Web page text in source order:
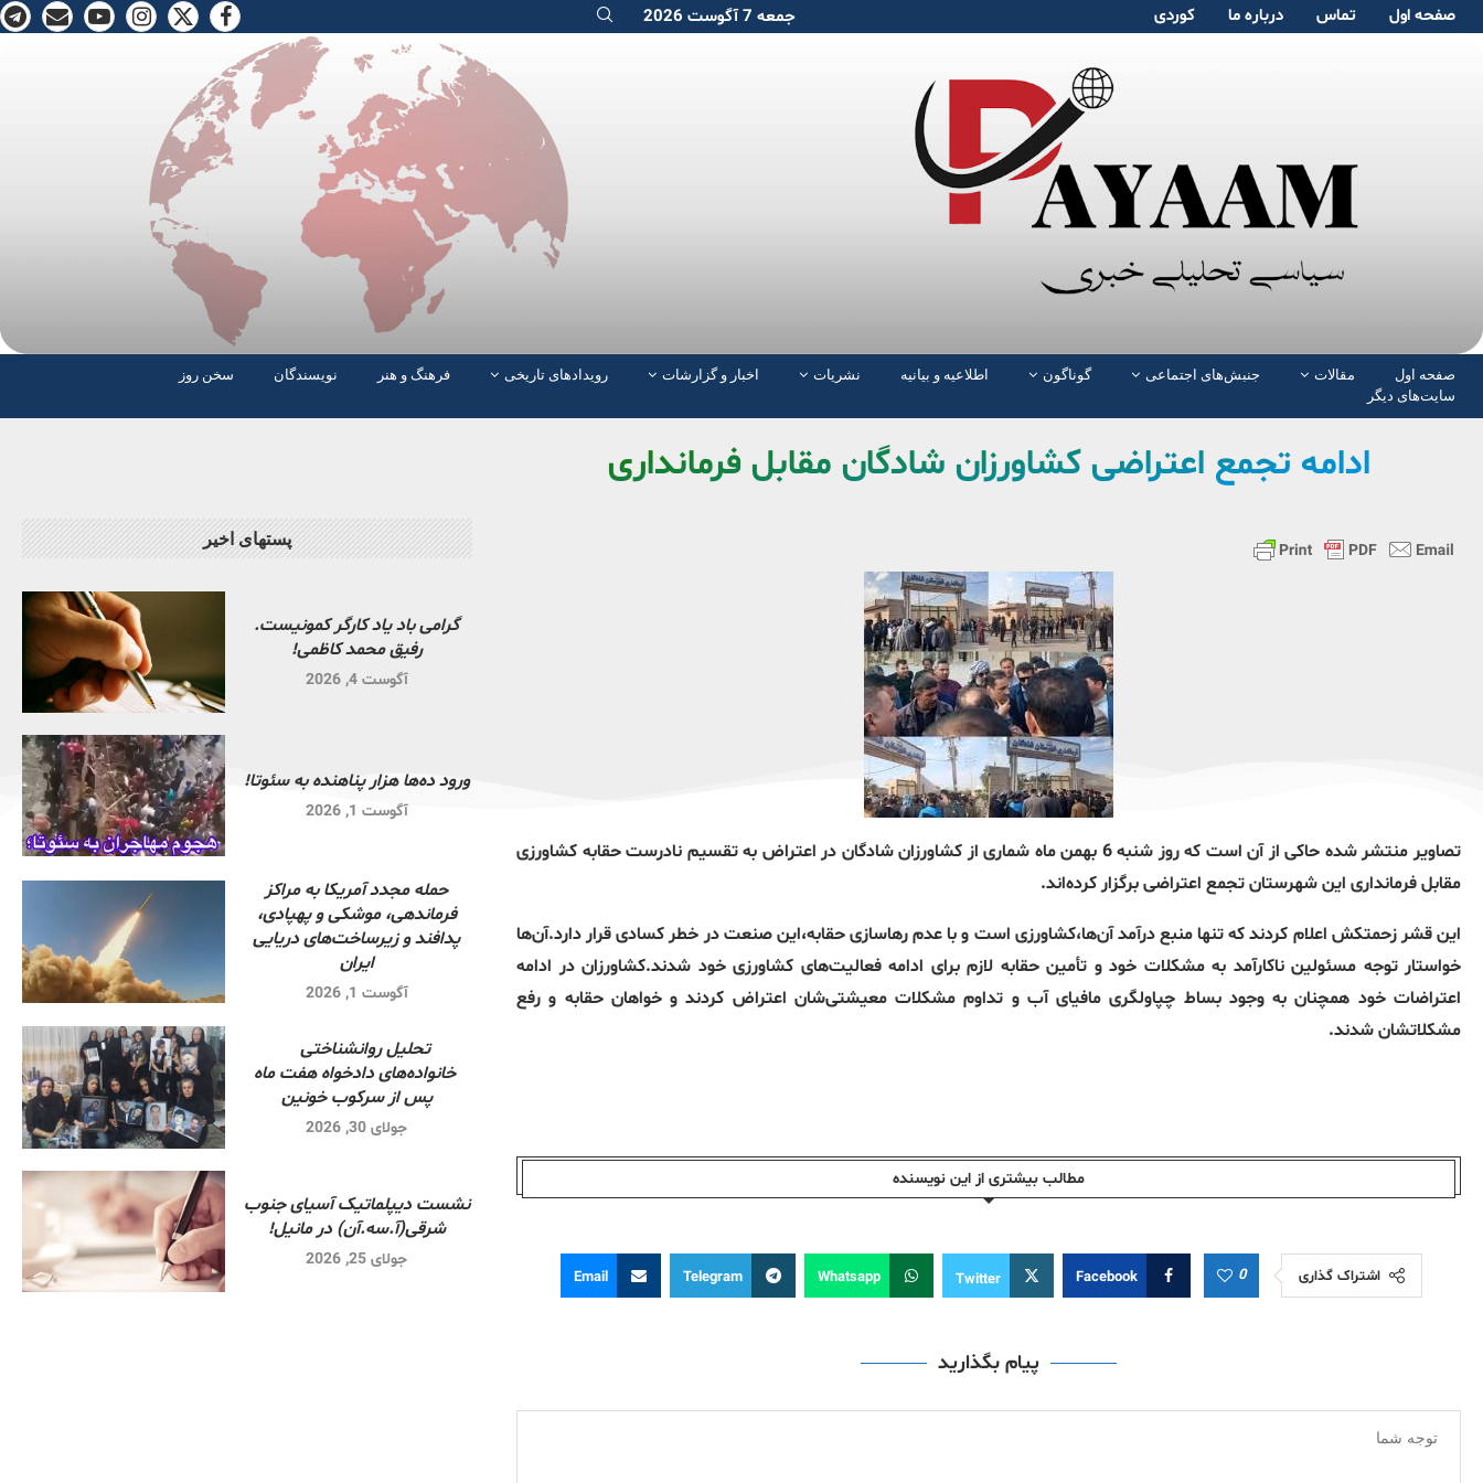
صفحە اول تماس دربارە ما کوردی جمعه 7 آگوست 2026
صفحە اول مقالات جنبش‌های اجتماعی گوناگون اطلاعیه و بیانیه نشریات اخبار و گزارشات رویدادهای تاریخی فرهنگ و هنر نویسندگان
سخن روز
سایت‌های دیگر
ادامه تجمع اعتراضی کشاورزان شادگان مقابل فرمانداری
تصاویر منتشر شده حاکی از آن است که روز شنبه 6 بهمن ماه شماری از کشاورزان شادگان در اعتراض به تقسیم نادرست حقابه کشاورزی
مقابل فرمانداری این شهرستان تجمع اعتراضی برگزار کرده‌اند.
این قشر زحمتکش اعلام کردند که تنها منبع درآمد آن‌ها،کشاورزی است و با عدم رهاسازی حقابه،این صنعت در خطر کسادی قرار دارد.آن‌ها
خواستار توجه مسئولین ناکارآمد به مشکلات خود و تأمین حقابه لازم برای ادامه فعالیت‌های کشاورزی خود شدند.کشاورزان در ادامه
اعتراضات خود همچنان به وجود بساط چپاولگری مافیای آب و تداوم مشکلات معیشتی‌شان اعتراض کردند و خواهان حقابه و رفع
مشکلاتشان شدند.
مطالب بیشتری از این نویسندە
اشتراک گذاری 0
Facebook
Twitter
Whatsapp
Telegram
Email
پیام بگذارید
پستهای اخیر
گرامی باد یاد کارگر کمونیست.
رفیق محمد کاظمی!
آگوست 4, 2026
ورود ده‌ها هزار پناهنده به سئوتا!
آگوست 1, 2026
حمله مجدد آمریکا به مراکز
فرماندهی، موشکی و پهپادی،
پدافند و زیرساخت‌های دریایی
ایران
آگوست 1, 2026
تحلیل روانشناختی
خانواده‌های دادخواه هفت ماه
پس از سرکوب خونین
جولای 30, 2026
نشست دیپلماتیک آسیای جنوب
شرقی‌(آ.سه.آن) در مانیل!
جولای 25, 2026